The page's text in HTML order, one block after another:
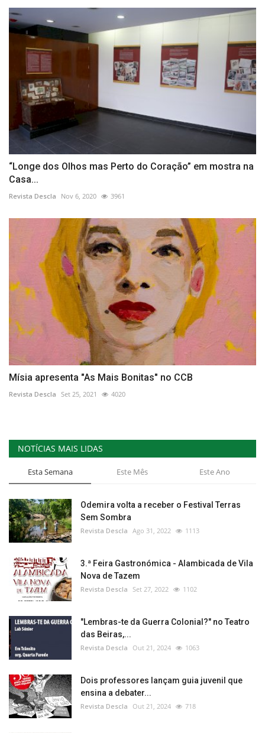
“Longe dos Olhos mas Perto do Coração” em mostra na
Casa...
Revista Descla Nov 6, 2020 3961
Mísia apresenta "As Mais Bonitas" no CCB
Revista Descla Set 25, 2021 4020
NOTÍCIAS MAIS LIDAS
Esta Semana Este Mês Este Ano
Odemira volta a receber o Festival Terras
Sem Sombra
Revista Descla Ago 31, 2022 1113
3.ª Feira Gastronómica - Alambicada de Vila
Nova de Tazem
Revista Descla Set 27, 2022 1102
"Lembras-te da Guerra Colonial?" no Teatro
das Beiras,...
Revista Descla Out 21, 2024 1063
Dois professores lançam guia juvenil que
ensina a debater...
Revista Descla Out 21, 2024 718